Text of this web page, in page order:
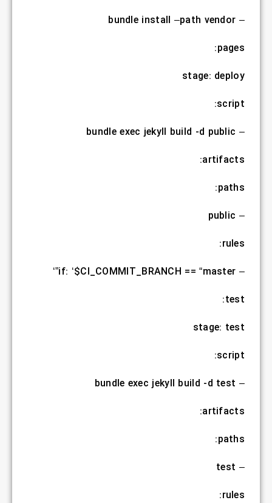
– bundle install –path vendor
pages:
stage: deploy
script:
– bundle exec jekyll build -d public
artifacts:
paths:
– public
rules:
– if: ‘$CI_COMMIT_BRANCH == “master”‘
test:
stage: test
script:
– bundle exec jekyll build -d test
artifacts:
paths:
– test
rules: